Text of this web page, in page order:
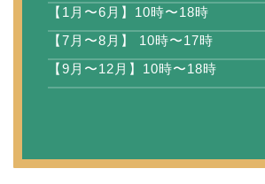
【1月〜6月】10時〜18時
【7月〜8月】 10時〜17時
【9月〜12月】10時〜18時